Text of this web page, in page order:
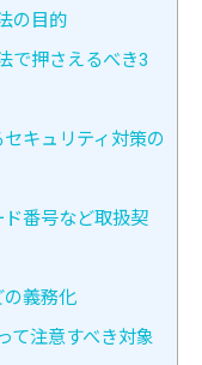
の目的
で押さえるべき3
キュリティ対策の
番号など取扱契
の義務化
て注意すべき対象